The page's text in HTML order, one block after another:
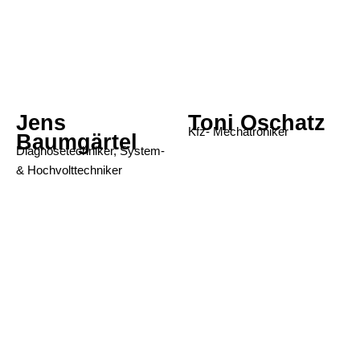
Jens
Baumgärtel
Diagnosetechniker, System-
& Hochvolttechniker
Toni Oschatz
Kfz- Mechatroniker